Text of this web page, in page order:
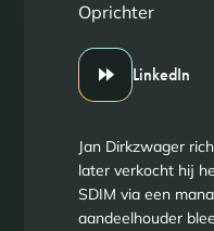
Oprichter
LinkedIn
Jan Dirkzwager
later verkocht hij
SDIM via een
aandeelhouder